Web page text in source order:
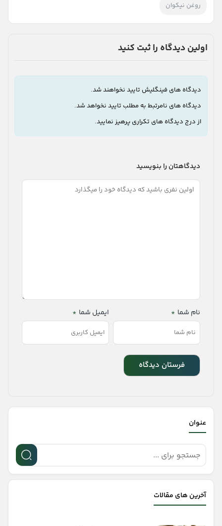
روغن نیکوان
اولین دیدگاه را ثبت کنید
دیدگاه های فینگلیش تایید نخواهند شد.
دیدگاه های نامرتبط به مطلب تایید نخواهد شد.
از درج دیدگاه های تکراری پرهیز نمایید.
دیدگاهتان را بنویسید
نام شما * ایمیل شما *
عنوان
آخرین های مقالات